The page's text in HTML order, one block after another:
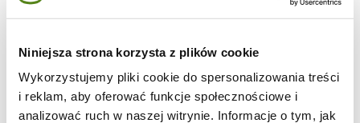
Niniejsza strona korzysta z plików cookie
Wykorzystujemy pliki cookie do spersonalizowania treści
i reklam, aby oferować funkcje społecznościowe i
analizować ruch w naszej witrynie. Informacje o tym, jak
🍴 30 ml likieru Alchermes (lub rumu)
Do dekoracji